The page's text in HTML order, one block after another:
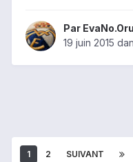
Par
19 juin 2015
1 2 SUIVANT